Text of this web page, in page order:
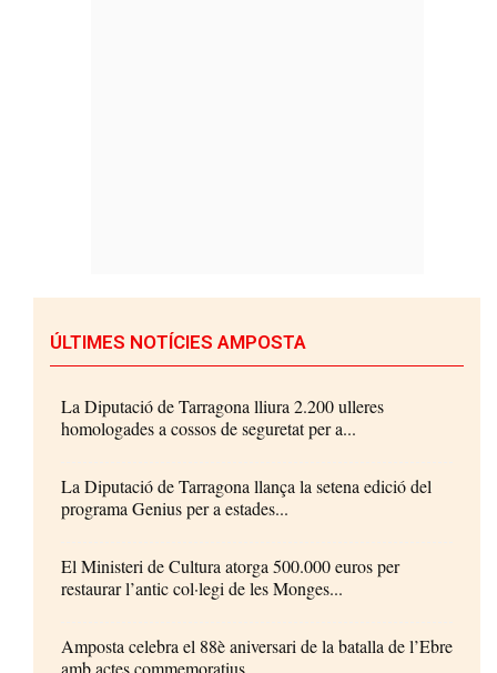
ÚLTIMES NOTÍCIES AMPOSTA
La Diputació de Tarragona lliura 2.200 ulleres
homologades a cossos de seguretat per a...
La Diputació de Tarragona llança la setena edició del
programa Genius per a estades...
El Ministeri de Cultura atorga 500.000 euros per
restaurar l’antic col·legi de les Monges...
Amposta celebra el 88è aniversari de la batalla de l’Ebre
amb actes commemoratius